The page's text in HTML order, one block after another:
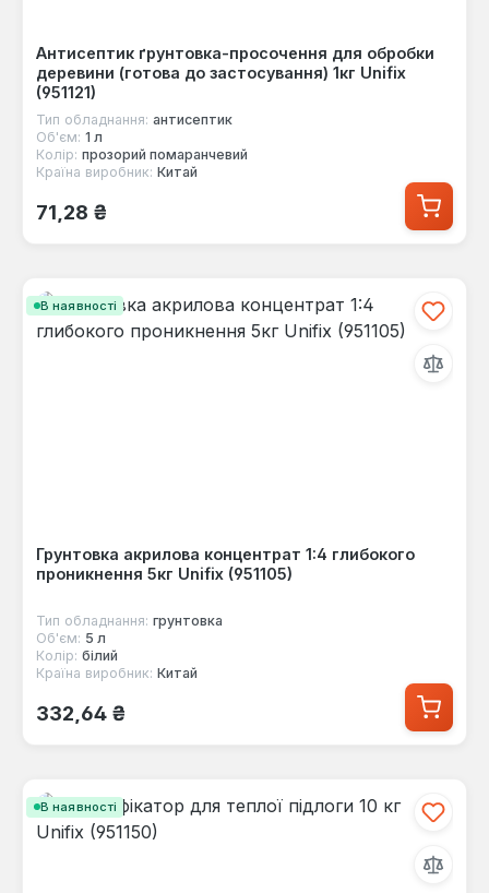
Антисептик ґрунтовка-просочення для обробки
деревини (готова до застосування) 1кг Unifix
(951121)
Тип обладнання: антисептик
Об'єм: 1 л
Колір: прозорий помаранчевий
Країна виробник: Китай
Звичайна ціна:
71,28 ₴
В наявності
Грунтовка акрилова концентрат 1:4 глибокого
проникнення 5кг Unifix (951105)
Тип обладнання: грунтовка
Об'єм: 5 л
Колір: білий
Країна виробник: Китай
Звичайна ціна:
332,64 ₴
В наявності